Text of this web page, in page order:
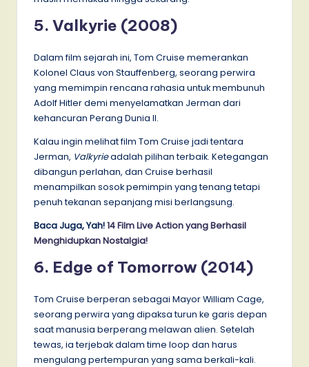
5. Valkyrie (2008)
Dalam film sejarah ini, Tom Cruise memerankan
Kolonel Claus von Stauffenberg, seorang perwira
yang memimpin rencana rahasia untuk membunuh
Adolf Hitler demi menyelamatkan Jerman dari
kehancuran Perang Dunia II.
Kalau ingin melihat film Tom Cruise jadi tentara
Jerman, Valkyrieadalah pilihan terbaik. Ketegangan
dibangun perlahan, dan Cruise berhasil
menampilkan sosok pemimpin yang tenang tetapi
penuh tekanan sepanjang misi berlangsung.
Baca Juga, Yah!14 Film Live Action yang Berhasil
Menghidupkan Nostalgia!
6. Edge of Tomorrow (2014)
Tom Cruise berperan sebagai Mayor William Cage,
seorang perwira yang dipaksa turun ke garis depan
saat manusia berperang melawan alien. Setelah
tewas, ia terjebak dalam time loop dan harus
mengulang pertempuran yang sama berkali-kali.